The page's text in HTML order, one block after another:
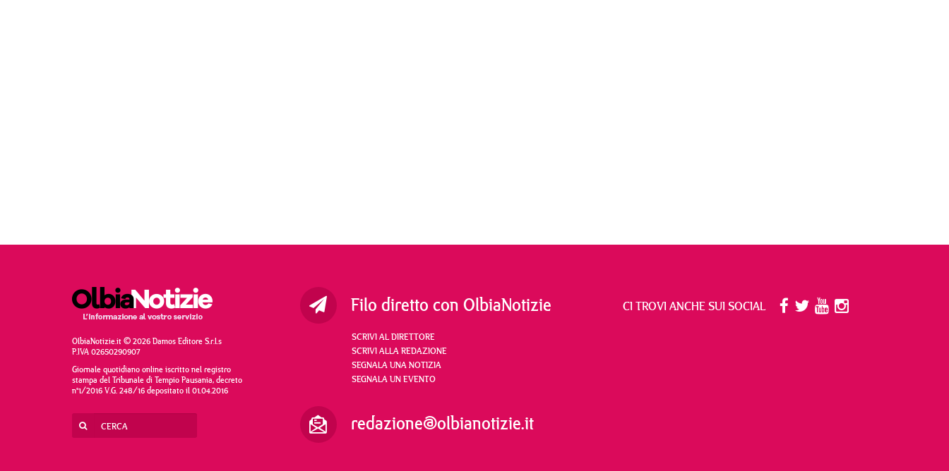
OlbiaNotizie.it © 2026 Damos Editore S.r.l.s
P.IVA 02650290907
Giornale quotidiano online iscritto nel registro
stampa del Tribunale di Tempio Pausania, decreto
n°1/2016 V.G. 248/16 depositato il 01.04.2016
Filo diretto con OlbiaNotizie
SCRIVI AL DIRETTORE
SCRIVI ALLA REDAZIONE
SEGNALA UNA NOTIZIA
SEGNALA UN EVENTO
redazione@olbianotizie.it
CI TROVI ANCHE SUI SOCIAL